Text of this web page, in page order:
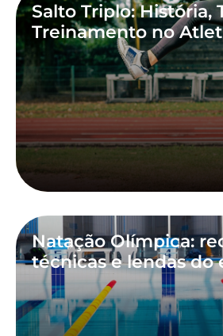
Salto Triplo: História,
Treinamento no
Natação Olímpica:
técnicas e lendas do